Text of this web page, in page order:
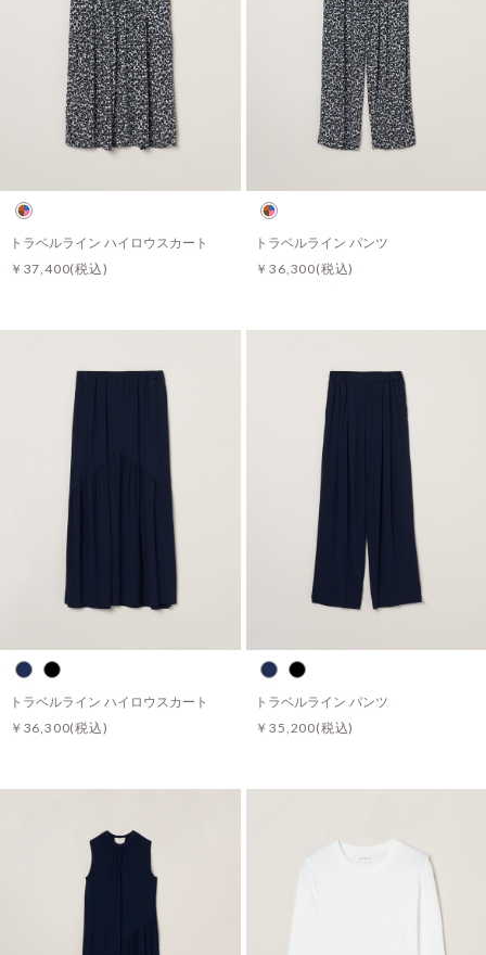
トラベルライン ハイロウスカート
￥37,400(税込)
トラベルライン パンツ
￥36,300(税込)
トラベルライン ハイロウスカート
￥36,300(税込)
トラベルライン パンツ
￥35,200(税込)